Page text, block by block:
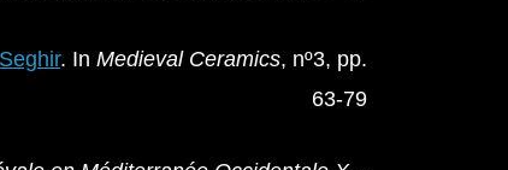
. In Medieval Ceramics, nº3, pp.
63-79